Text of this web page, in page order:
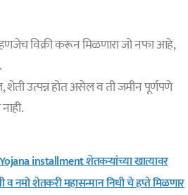
विक्री करून मिळणारा जो नफा आहे,
उत्पन्न होत असेल व ती जमीन पूर्णपणे
installment शेतकऱ्यांच्या खात्यावर
नमो शेतकरी महासन्मान निधी चे हप्ते मिळणार